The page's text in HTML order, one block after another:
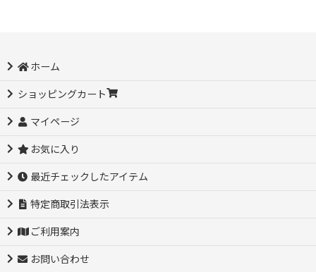
ホーム
ショッピングカート
マイページ
お気に入り
最近チェックしたアイテム
特定商取引法表示
ご利用案内
お問い合わせ